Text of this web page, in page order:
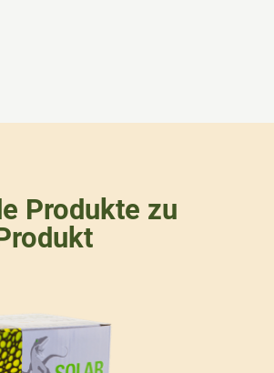
Produkte zu